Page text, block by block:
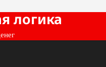
логика